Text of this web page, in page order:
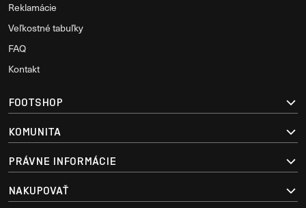
Reklamácie
Veľkostné tabuľky
FAQ
Kontakt
FOOTSHOP
KOMUNITA
PRÁVNE INFORMÁCIE
NAKUPOVAŤ